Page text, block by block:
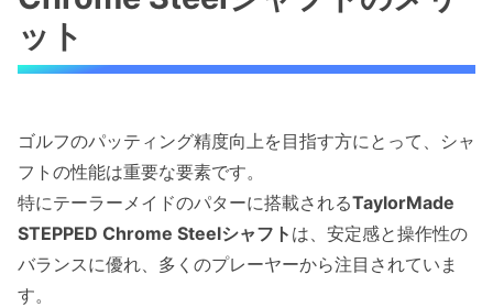
ット
ゴルフのパッティング精度向上を目指す方にとって、シャ
フトの性能は重要な要素です。
特にテーラーメイドのパターに搭載されるTaylorMade
STEPPED Chrome Steelシャフト は、安定感と操作性の
バランスに優れ、多くのプレーヤーから注目されていま
す。